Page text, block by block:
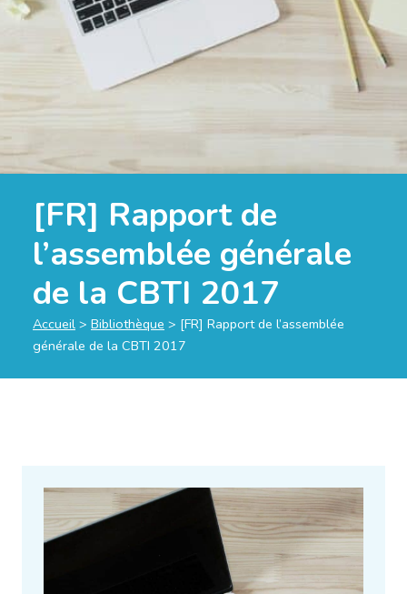
[FR] Rapport de
l’assemblée générale
de la CBTI 2017
Accueil > Bibliothèque > [FR] Rapport de l’assemblée
générale de la CBTI 2017